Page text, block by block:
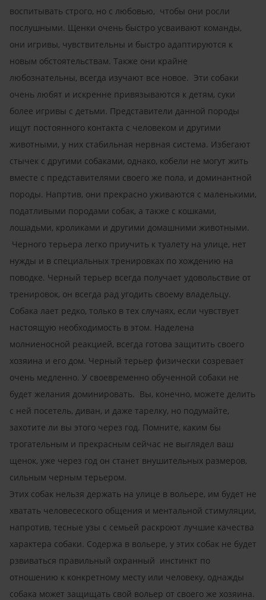
воспитывать строго, но с любовью, чтобы они росли
послушными. Щенки очень быстро усваивают команды,
они игривы, чувствительны и быстро адаптируются к
новым обстоятельствам. Также они крайне
любознательны, всегда изучают все новое. Эти собаки
очень любят и искренне привязываются к детям, суки
более игривы с детьми. Представители данной породы
ищут постоянного контакта с человеком и другими
животными, у них стабильная нервная система. Избегают
стычек с другими собаками, однако, кобели не могут жить
вместе с представителями своего же пола, и доминантной
породы. Напртив, они прекрасно уживаются с маленькими,
податливыми породами собак, а также с кошками,
лошадьми, кроликами и другими домашними животными.
Черного терьера легко приучить к туалету на улице, нет
нужды и в специальных тренировках по хождению на
поводке. Черный терьер всегда получает удовольствие от
тренировок, он всегда рад угодить своему владельцу.
Собака лает редко, только в тех случаях, если чувствует
настоящую необходимость в этом. Наделена
молниеносной реакцией, всегда готова защитить своего
хозяина и его дом. Черный терьер физически созревает
очень медленно. У своевременно обученной собаки не
будет желания доминировать. Вы, конечно, можете делить
с ней посетель, диван, и даже тарелку, но подумайте,
захотите ли вы этого через год. Помните, каким бы
трогательным и прекрасным сейчас не выглядел ваш
щенок, уже через год он станет внушительных размеров,
сильным черным терьером.
Этих собак нельзя держать на улице в вольере, им будет не
хватать человесеского общения и ментальной стимуляции,
напротив, тесные узы с семьей раскроют лучшие качества
характера собаки. Содержа в вольере, у этих собак не будет
рзвиваться правильный охранный инстинкт по
отношению к конкретному месту или человеку, однажды
собака может защищать свой вольер от своего же хозяина.